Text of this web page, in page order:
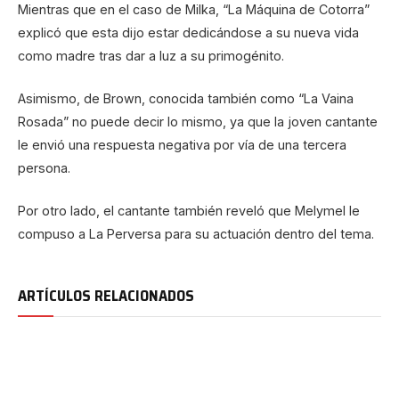
Mientras que en el caso de Milka, “La Máquina de Cotorra”
explicó que esta dijo estar dedicándose a su nueva vida
como madre tras dar a luz a su primogénito.
Asimismo, de Brown, conocida también como “La Vaina
Rosada” no puede decir lo mismo, ya que la joven cantante
le envió una respuesta negativa por vía de una tercera
persona.
Por otro lado, el cantante también reveló que Melymel le
compuso a La Perversa para su actuación dentro del tema.
ARTÍCULOS RELACIONADOS